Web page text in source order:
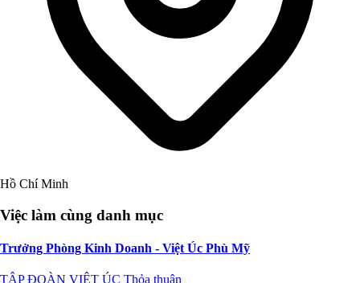
Hồ Chí Minh
Việc làm cùng danh mục
Trưởng Phòng Kinh Doanh - Việt Úc Phù Mỹ
TẬP ĐOÀN VIỆT ÚC Thỏa thuận